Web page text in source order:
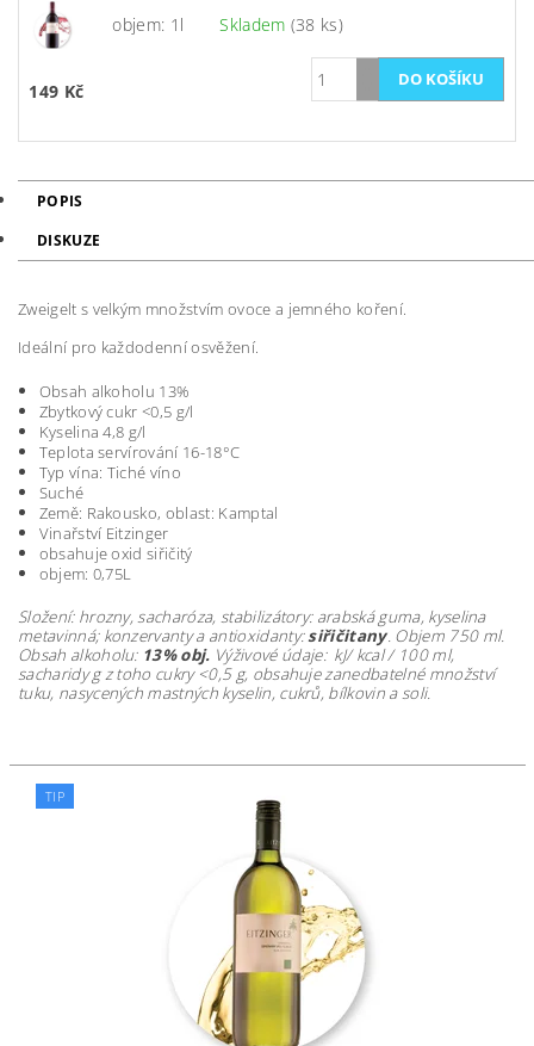
objem: 1l Skladem (38 ks)
149 Kč
POPIS
DISKUZE
Zweigelt s velkým množstvím ovoce a jemného koření.
Ideální pro každodenní osvěžení.
Obsah alkoholu 13%
Zbytkový cukr <0,5 g/l
Kyselina 4,8 g/l
Teplota servírování 16-18°C
Typ vína: Tiché víno
Suché
Země: Rakousko, oblast: Kamptal
Vinařství Eitzinger
obsahuje oxid siřičitý
objem: 0,75L
Složení: hrozny, sacharóza, stabilizátory: arabská guma, kyselina
metavinná; konzervanty a antioxidanty:siřičitany. Objem 750 ml.
Obsah alkoholu: 13% obj. Výživové údaje: kJ/ kcal / 100 ml,
sacharidy g z toho cukry <0,5 g, obsahuje zanedbatelné množství
tuku, nasycených mastných kyselin, cukrů, bílkovin a soli.
TIP